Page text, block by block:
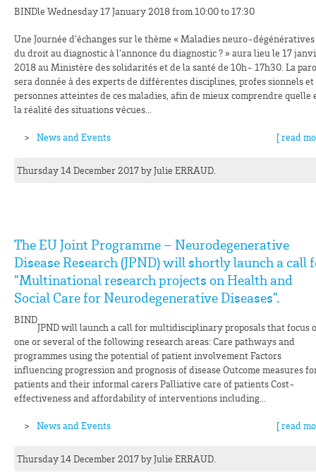
BINDle Wednesday 17 January 2018 from 10:00 to 17:30
Une Journée d’échanges sur le thème « Maladies neuro-dégénératives
du droit au diagnostic à l’annonce du diagnostic ? » aura lieu le 17
2018 au Ministère des solidarités et de la santé de 10h- 17h30. La
sera donnée à des experts de différentes disciplines, profes sionnels et
personnes atteintes de ces maladies, afin de mieux comprendre quelle
la réalité des situations vécues...
News and Events [ read
Thursday 14 December 2017byJulie ERRAUD.
The EU Joint Programme – Neurodegenerative
Disease Research (JPND) will shortly launch a call
“Multinational research projects on Health and
Social Care for Neurodegenerative Diseases”.
BIND
JPND will launch a call for multidisciplinary proposals that focus
one or several of the following research areas: Care pathways and
programmes using the potential of patient involvement Factors
influencing progression and prognosis of disease Outcome measures
patients and their informal carers Palliative care of patients Cost-
effectiveness and affordability of interventions including...
News and Events [ read
Thursday 14 December 2017byJulie ERRAUD.